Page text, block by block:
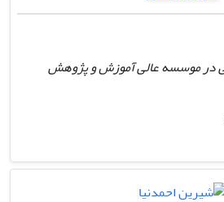
در موسسه عالی آموزش و پژوهش